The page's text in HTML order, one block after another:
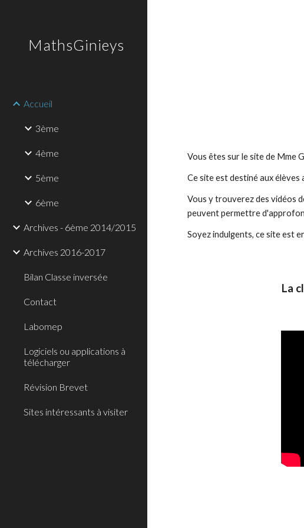
MathsGinieys
Accueil
3ème
4ème
5ème
6ème
Archives - 6ème 2014/2015
Archives 2016-2017
Bilan Classe inversée
Contact
Labomep
Logiciels ou applications à
télécharger
Révision Brevet
Sites intéressants à visiter
Vous êtes sur le site de Mme
Ce site est destiné aux
Vous y trouverez des vidéos
peuvent permettre
Soyez indulgents, ce site est
La